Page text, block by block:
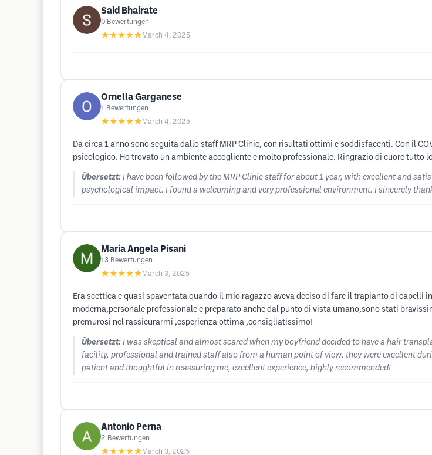
Said Bhairate
0 Bewertungen
★★★★★ March 4, 2025
Ornella Garganese
1 Bewertungen
★★★★★ March 4, 2025
Da circa 1 anno sono seguita dallo staff MRP Clinic, con risultati ottimi e soddisfacenti. Con il
psicologico. Ho trovato un ambiente accogliente e molto professionale. Ringrazio di cuore tutto
Übersetzt: I have been followed by the MRP Clinic staff for about 1 year, with excellent and
psychological impact. I found a welcoming and very professional environment. I sincerely
Maria Angela Pisani
13 Bewertungen
★★★★★ March 3, 2025
Era scettica e quasi spaventata quando il mio ragazzo aveva deciso di fare il trapianto di
moderna,personale professionale e preparato anche dal punto di vista umano,sono stati
premurosi nel rassicurarmi ,esperienza ottima ,consigliatissimo!
Übersetzt: I was skeptical and almost scared when my boyfriend decided to have a hair
facility, professional and trained staff also from a human point of view, they were excellent
patient and thoughtful in reassuring me, excellent experience, highly recommended!
Antonio Perna
2 Bewertungen
★★★★★ March 3, 2025